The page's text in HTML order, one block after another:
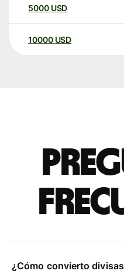
5000 USD
10000 USD
¿Cómo convierto